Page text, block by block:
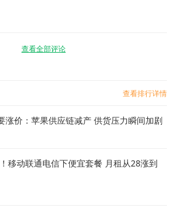
查看全部评论
查看排行详情
涨价：苹果供应链减产 供货压力瞬间加剧
移动联通电信下便宜套餐 月租从28涨到